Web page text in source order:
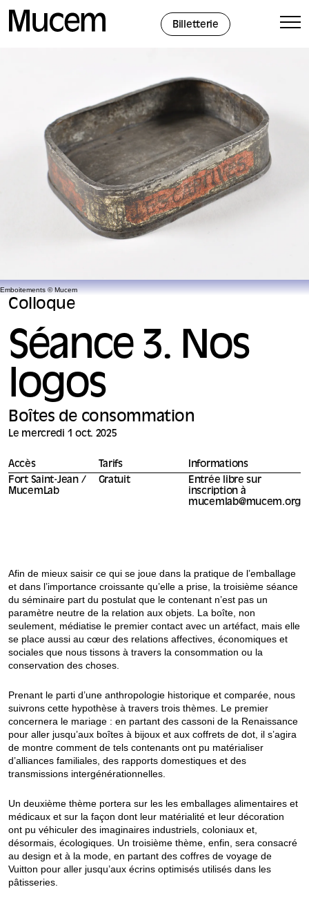
Billetterie
Emboitements © Mucem
Colloque
Séance 3. Nos
logos
Boîtes de consommation
Le mercredi 1 oct. 2025
Accès
Fort Saint-Jean /
MucemLab
Tarifs
Gratuit
Informations
Entrée libre sur
inscription à
mucemlab@mucem.org
Afin de mieux saisir ce qui se joue dans la pratique de l’emballage
et dans l’importance croissante qu’elle a prise, la troisième séance
du séminaire part du postulat que le contenant n’est pas un
paramètre neutre de la relation aux objets. La boîte, non
seulement, médiatise le premier contact avec un artéfact, mais elle
se place aussi au cœur des relations affectives, économiques et
sociales que nous tissons à travers la consommation ou la
conservation des choses.
Prenant le parti d’une anthropologie historique et comparée, nous
suivrons cette hypothèse à travers trois thèmes. Le premier
concernera le mariage : en partant des cassoni de la Renaissance
pour aller jusqu’aux boîtes à bijoux et aux coffrets de dot, il s’agira
de montre comment de tels contenants ont pu matérialiser
d’alliances familiales, des rapports domestiques et des
transmissions intergénérationnelles.
Un deuxième thème portera sur les les emballages alimentaires et
médicaux et sur la façon dont leur matérialité et leur décoration
ont pu véhiculer des imaginaires industriels, coloniaux et,
désormais, écologiques. Un troisième thème, enfin, sera consacré
au design et à la mode, en partant des coffres de voyage de
Vuitton pour aller jusqu’aux écrins optimisés utilisés dans les
pâtisseries.